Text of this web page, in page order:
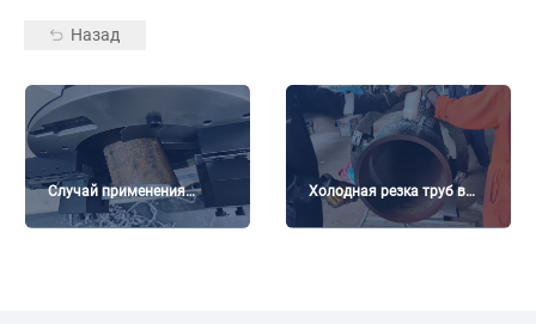
Назад
Случай применения
раствора с
Холодная резка труб в
Порт-Харкорте, Нигерия